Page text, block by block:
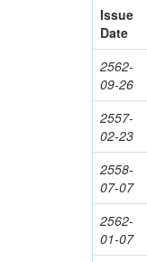
Issue
Date
2562-
09-26
2557-
02-23
2558-
07-07
2562-
01-07